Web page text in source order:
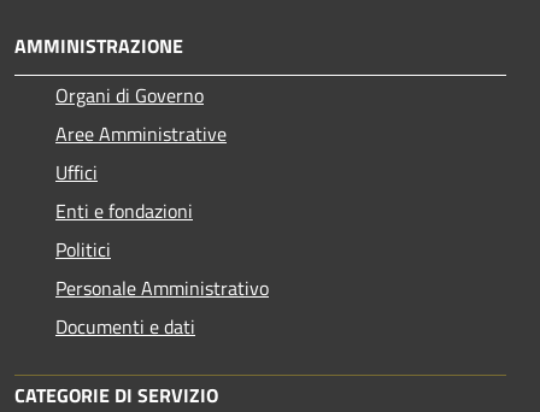
AMMINISTRAZIONE
Organi di Governo
Aree Amministrative
Uffici
Enti e fondazioni
Politici
Personale Amministrativo
Documenti e dati
CATEGORIE DI SERVIZIO